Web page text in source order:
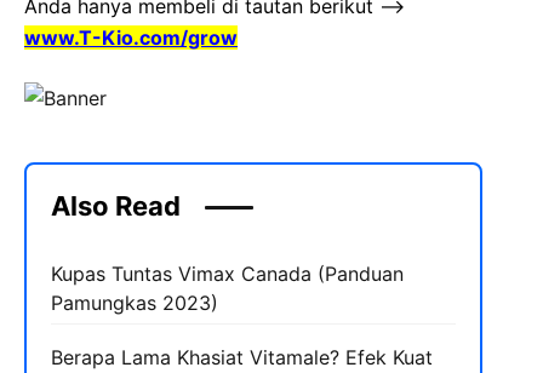
Anda hanya membeli di tautan berikut –>
www.T-Kio.com/grow
Also Read
Kupas Tuntas Vimax Canada (Panduan
Pamungkas 2023)
Berapa Lama Khasiat Vitamale? Efek Kuat